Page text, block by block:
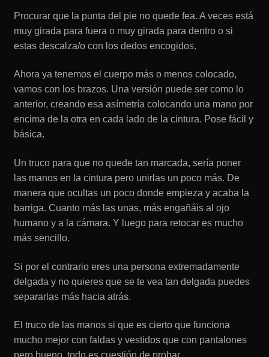
Procurar que la punta del pie no quede fea. A veces está
muy girada para fuera o muy girada para dentro o si
estas descalza/o con los dedos encogidos.
Ahora ya tenemos el cuerpo más o menos colocado,
vamos con los brazos. Una versión puede ser como lo
anterior, creando esa asímetría colocando una mano por
encima de la otra en cada lado de la cintura. Pose fácil y
básica.
Un truco para que no quede tan marcada, sería poner
las manos en la cintura pero unirlas un poco más. De
manera que ocultas un poco donde empieza y acaba la
barriga. Cuanto más las unas, más engañáis al ojo
humano y a la cámara. Y luego para retocar es mucho
más sencillo.
Si por el contrario eres una persona extremadamente
delgada y no quieres que se te vea tan delgada puedes
separarlas más hacia atrás.
El truco de las manos si que es cierto que funciona
mucho mejor con faldas y vestidos que con pantalones